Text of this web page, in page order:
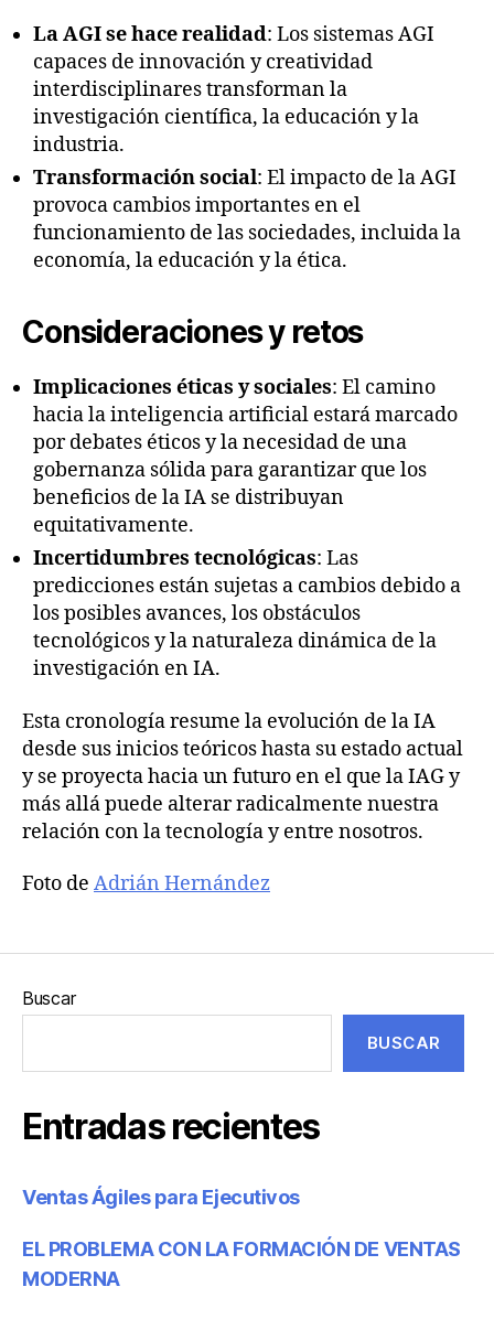
La AGI se hace realidad: Los sistemas AGI
capaces de innovación y creatividad
interdisciplinares transforman la
investigación científica, la educación y la
industria.
Transformación social: El impacto de la AGI
provoca cambios importantes en el
funcionamiento de las sociedades, incluida la
economía, la educación y la ética.
Consideraciones y retos
Implicaciones éticas y sociales: El camino
hacia la inteligencia artificial estará marcado
por debates éticos y la necesidad de una
gobernanza sólida para garantizar que los
beneficios de la IA se distribuyan
equitativamente.
Incertidumbres tecnológicas: Las
predicciones están sujetas a cambios debido a
los posibles avances, los obstáculos
tecnológicos y la naturaleza dinámica de la
investigación en IA.
Esta cronología resume la evolución de la IA
desde sus inicios teóricos hasta su estado actual
y se proyecta hacia un futuro en el que la IAG y
más allá puede alterar radicalmente nuestra
relación con la tecnología y entre nosotros.
Foto de Adrián Hernández
Buscar
BUSCAR
Entradas recientes
Ventas Ágiles para Ejecutivos
EL PROBLEMA CON LA FORMACIÓN DE VENTAS
MODERNA